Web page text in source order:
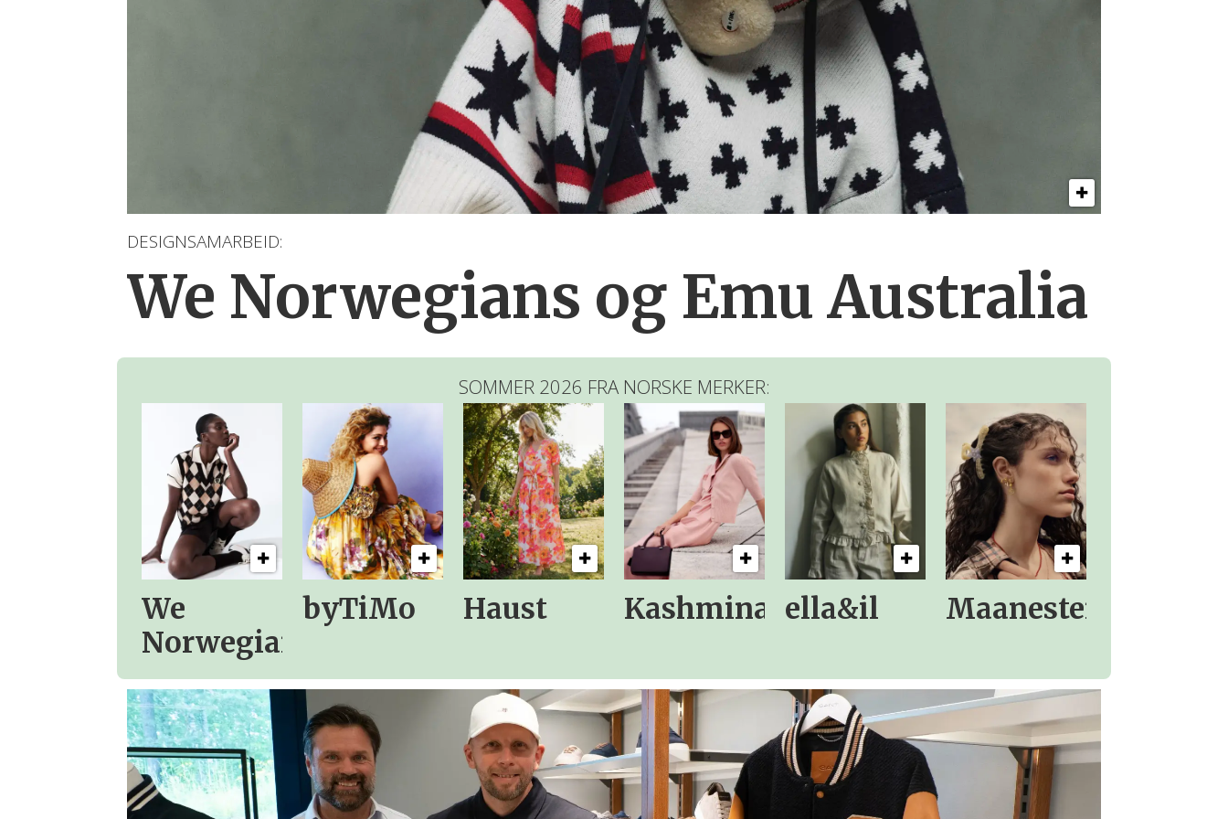
DESIGNSAMARBEID:
We Norwegians og Emu Australia
SOMMER 2026 FRA NORSKE MERKER:
We
Norwegians
byTiMo Haust Kashmina ella&il Maanesten